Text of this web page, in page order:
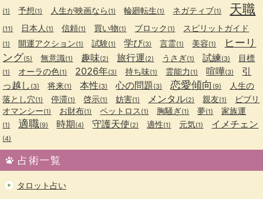
(1) 予想(1) 人生が映画なら (1) 輪廻転生(1) ネガティブ(1) 天職
(11) 日本人 (1) 信頼(1) 買い物(1) ブロック (1) スピリットガイド
(1) 開運アクション(1) 試験(1) 学び(3) 言霊(1) 美容(1)
ヒーリ
ング(5) 無意識(1) 趣味(2) 旅行運(2) うさぎ(1) 試練(3) 目標
(1) オーラの色(1) 2026年(3) 持ち味(1) 霊能力 (1) 喧嘩(3)
引
っ越し (3) 将来(1) 本性(3) 心の問題 (3) 恋愛傾向 (9)
人生の
落とし穴(1) 停滞(1) 啓示(1) 妨害(1) メンタル(2) 親友(1)
ビブリ
オマンシー(1) お財布(1) ペットロス (1) 胸騒ぎ(1) 夢(1) 家族運
(1) 適職(9) 時期(4) 守護天使(2) 適性(1) 元気(1) イメチェン
(4)
占術一覧
タロット占い